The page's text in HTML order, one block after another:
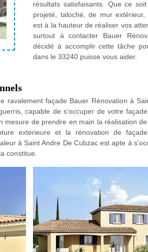
résultats satisfaisants. Que ce
projeté, taloché, de mur
est à la hauteur de réaliser vos
surtout à contacter Bauer
décidé à accomplir cette tâche
dans le 33240 puisse vous aider.
ravalement façade Bauer Rénovation à
capable de s’occuper de votre
mesure de prendre en main la réalisation
extérieure et la rénovation de
à Saint Andre De Cubzac est apte à
constitue.